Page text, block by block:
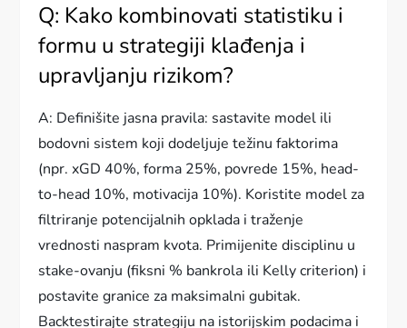
Q: Kako kombinovati statistiku i
formu u strategiji klađenja i
upravljanju rizikom?
A: Definišite jasna pravila: sastavite model ili
bodovni sistem koji dodeljuje težinu faktorima
(npr. xGD 40%, forma 25%, povrede 15%, head-
to-head 10%, motivacija 10%). Koristite model za
filtriranje potencijalnih opklada i traženje
vrednosti naspram kvota. Primijenite disciplinu u
stake-ovanju (fiksni % bankrolа ili Kelly criterion) i
postavite granice za maksimalni gubitak.
Backtestirajte strategiju na istorijskim podacima i